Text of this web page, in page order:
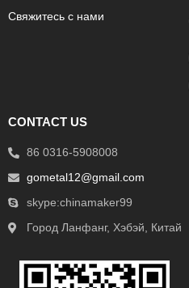
Свяжитесь с нами
CONTACT US
86 0316-5908008
gometal12@gmail.com
skype:chinamaker99
Город Ланфанг, Хэбэй, Китай